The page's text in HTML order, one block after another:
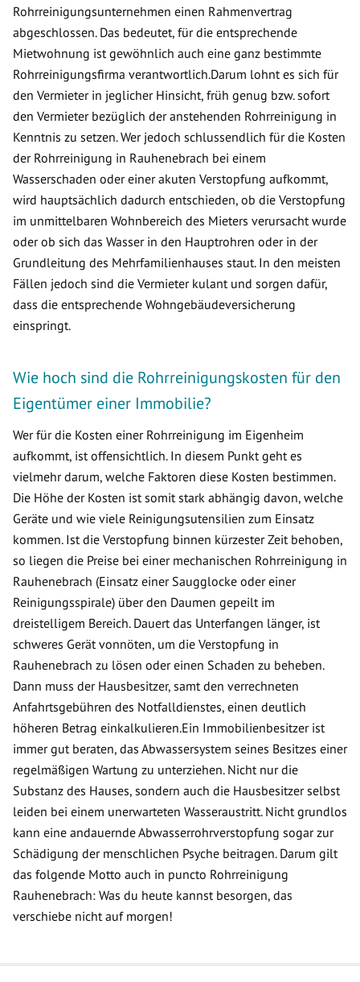
Rohrreinigungsunternehmen einen Rahmenvertrag
abgeschlossen. Das bedeutet, für die entsprechende
Mietwohnung ist gewöhnlich auch eine ganz bestimmte
Rohrreinigungsfirma verantwortlich.Darum lohnt es sich für
den Vermieter in jeglicher Hinsicht, früh genug bzw. sofort
den Vermieter bezüglich der anstehenden Rohrreinigung in
Kenntnis zu setzen. Wer jedoch schlussendlich für die Kosten
der Rohrreinigung in Rauhenebrach bei einem
Wasserschaden oder einer akuten Verstopfung aufkommt,
wird hauptsächlich dadurch entschieden, ob die Verstopfung
im unmittelbaren Wohnbereich des Mieters verursacht wurde
oder ob sich das Wasser in den Hauptrohren oder in der
Grundleitung des Mehrfamilienhauses staut. In den meisten
Fällen jedoch sind die Vermieter kulant und sorgen dafür,
dass die entsprechende Wohngebäudeversicherung
einspringt.
Wie hoch sind die Rohrreinigungskosten für den
Eigentümer einer Immobilie?
Wer für die Kosten einer Rohrreinigung im Eigenheim
aufkommt, ist offensichtlich. In diesem Punkt geht es
vielmehr darum, welche Faktoren diese Kosten bestimmen.
Die Höhe der Kosten ist somit stark abhängig davon, welche
Geräte und wie viele Reinigungsutensilien zum Einsatz
kommen. Ist die Verstopfung binnen kürzester Zeit behoben,
so liegen die Preise bei einer mechanischen Rohrreinigung in
Rauhenebrach (Einsatz einer Saugglocke oder einer
Reinigungsspirale) über den Daumen gepeilt im
dreistelligem Bereich. Dauert das Unterfangen länger, ist
schweres Gerät vonnöten, um die Verstopfung in
Rauhenebrach zu lösen oder einen Schaden zu beheben.
Dann muss der Hausbesitzer, samt den verrechneten
Anfahrtsgebühren des Notfalldienstes, einen deutlich
höheren Betrag einkalkulieren.Ein Immobilienbesitzer ist
immer gut beraten, das Abwassersystem seines Besitzes einer
regelmäßigen Wartung zu unterziehen. Nicht nur die
Substanz des Hauses, sondern auch die Hausbesitzer selbst
leiden bei einem unerwarteten Wasseraustritt. Nicht grundlos
kann eine andauernde Abwasserrohrverstopfung sogar zur
Schädigung der menschlichen Psyche beitragen. Darum gilt
das folgende Motto auch in puncto Rohrreinigung
Rauhenebrach: Was du heute kannst besorgen, das
verschiebe nicht auf morgen!